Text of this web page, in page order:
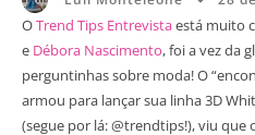
OTrend Tips Entrevistaestá muito
e Débora Nascimento, foi a vez da
perguntinhas sobre moda! O
armou para lançar sua linha 3D
(segue por lá: @trendtips!), viu